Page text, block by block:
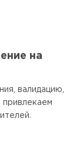
на
валидацию,
привлекаем